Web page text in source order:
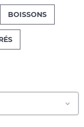
BOISSONS